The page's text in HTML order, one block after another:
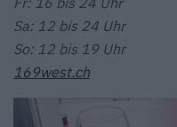
Sa: 12 bis 24 Uhr
So: 12 bis 19 Uhr
169west.ch